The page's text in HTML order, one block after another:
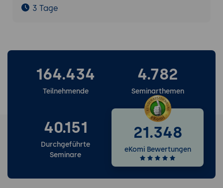
3 Tage
164.434
Teilnehmende
4.782
Seminarthemen
40.151
Durchgeführte
Seminare
21.348
eKomi Bewertungen